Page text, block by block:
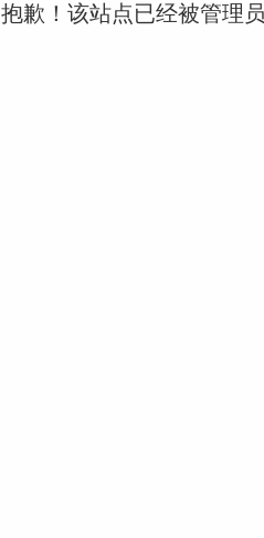
抱歉！该站点已经被管理